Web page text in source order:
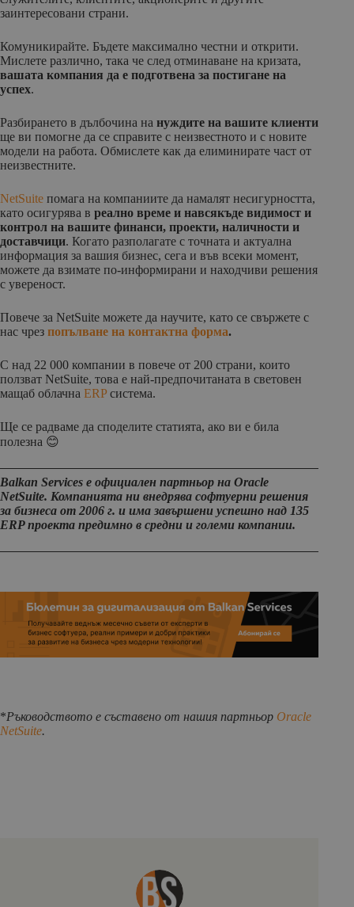
заинтересовани страни.
Комуникирайте. Бъдете максимално честни и открити.
Мислете различно, така че след отминаване на кризата,
вашата компания да е подготвена за постигане на
успех.
Разбирането в дълбочина на нуждите на вашите клиенти
ще ви помогне да се справите с неизвестното и с новите
модели на работа. Обмислете как да елиминирате част от
неизвестните.
NetSuite помага на компаниите да намалят несигурността,
като осигурява в реално време и навсякъде видимост и
контрол на вашите финанси, проекти, наличности и
доставчици. Когато разполагате с точната и актуална
информация за вашия бизнес, сега и във всеки момент,
можете да взимате по-информирани и находчиви решения
с увереност.
Повече за NetSuite можете да научите, като се свържете с
нас чрез попълване на контактна форма.
С над 22 000 компании в повече от 200 страни, които
ползват NetSuite, това е най-предпочитаната в световен
мащаб облачна ERPсистема.
Ще се радваме да споделите статията, ако ви е била
полезна 😊
Balkan Services е официален партньор на Oracle
NetSuite. Компанията ни внедрява софтуерни решения
за бизнеса от 2006 г. и има завършени успешно над 135
ERP проекта предимно в средни и големи компании.
*Ръководството е съставено от нашия партньор Oracle
NetSuite.